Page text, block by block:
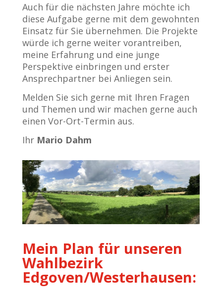
Auch für die nächsten Jahre möchte ich
diese Aufgabe gerne mit dem gewohnten
Einsatz für Sie übernehmen. Die Projekte
würde ich gerne weiter vorantreiben,
meine Erfahrung und eine junge
Perspektive einbringen und erster
Ansprechpartner bei Anliegen sein.
Melden Sie sich gerne mit Ihren Fragen
und Themen und wir machen gerne auch
einen Vor-Ort-Termin aus.
Ihr Mario Dahm
Mein Plan für unseren
Wahlbezirk
Edgoven/Westerhausen: